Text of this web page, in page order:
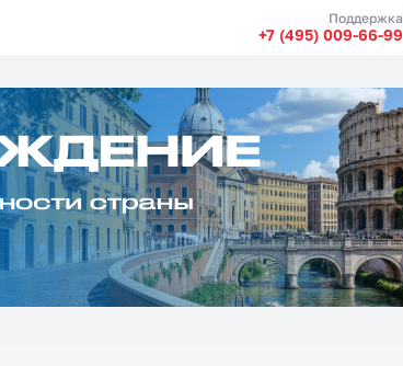
Поддержка
+7 (495) 009-66-99